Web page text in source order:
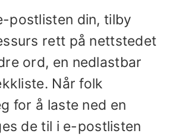
postlisten din, tilby
rett på nettstedet
ord, en nedlastbar
Når folk
for å laste ned en
de til i e-postlisten